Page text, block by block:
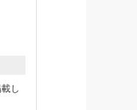
し